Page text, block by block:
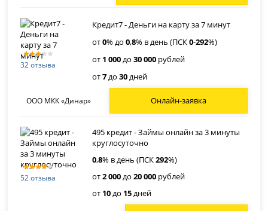
32 отзыва
Кредит7 - Деньги на карту за 7 минут
от0% до0,8% в день (ПСК0-292%)
от 1 000до30 000 рублей
от7до30дней
ООО МКК «Динар» Онлайн-заявка
52 отзыва
495 кредит - Займы онлайн за 3 минуты
круглосуточно
0,8% в день (ПСК292%)
от2 000до20 000 рублей
от 10до 15дней